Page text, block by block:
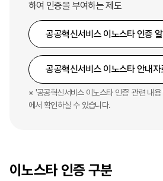
하여 인증을 부여하는 제도
공공혁신서비스 이노스타 인증 알
공공혁신서비스 이노스타 안내자
※ '공공혁신서비스 이노스타 인증' 관련 내
에서 확인하실 수 있습니다.
이노스타인증 구분